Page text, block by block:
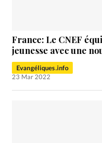
France: Le CNEF
jeunesse avec une
Evangéliques.info
23 Mar 2022